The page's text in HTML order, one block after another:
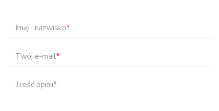
Imię i nazwisko*
Twój e-mail*
Treść opinii*